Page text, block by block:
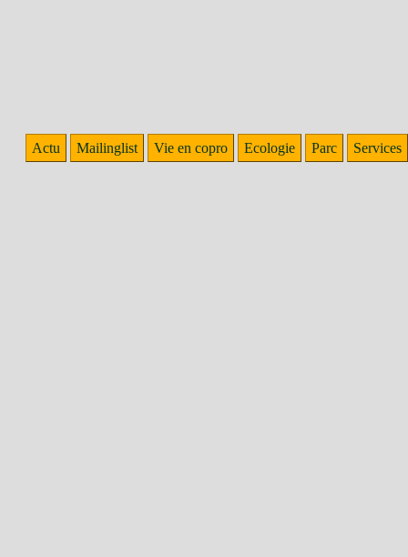
Actu Mailinglist Vie en copro Ecologie Parc Services